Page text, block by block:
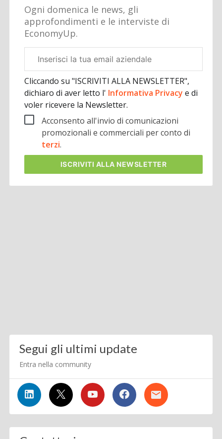
Ogni domenica le news, gli
approfondimenti e le interviste di
EconomyUp.
aziendale
Cliccando su "ISCRIVITI ALLA NEWSLETTER",
dichiaro di aver letto l' Informativa Privacye di
voler ricevere la Newsletter.
Acconsento all'invio di comunicazioni
promozionali e commerciali per conto di
terzi.
ISCRIVITI ALLA NEWSLETTER
Segui gli ultimi update
Entra nella community